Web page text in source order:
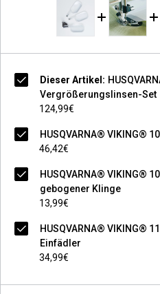
Dieser Artikel:
Vergrößerungslinsen-Set
124,99€
HUSQVARNA® VIKING®
46,42€
HUSQVARNA® VIKING®
gebogener Klinge
13,99€
HUSQVARNA® VIKING®
Einfädler
34,99€